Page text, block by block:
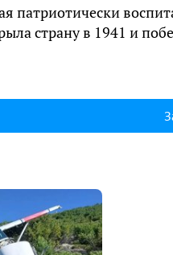
патриотически
страну в 1941 и